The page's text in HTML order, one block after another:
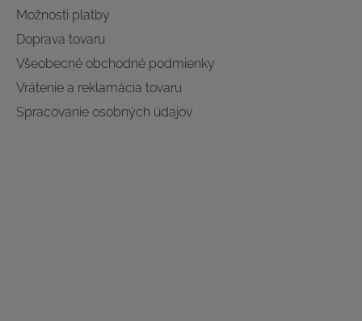
Možnosti platby
Doprava tovaru
Všeobecné obchodné podmienky
Vrátenie a reklamácia tovaru
Spracovanie osobných údajov